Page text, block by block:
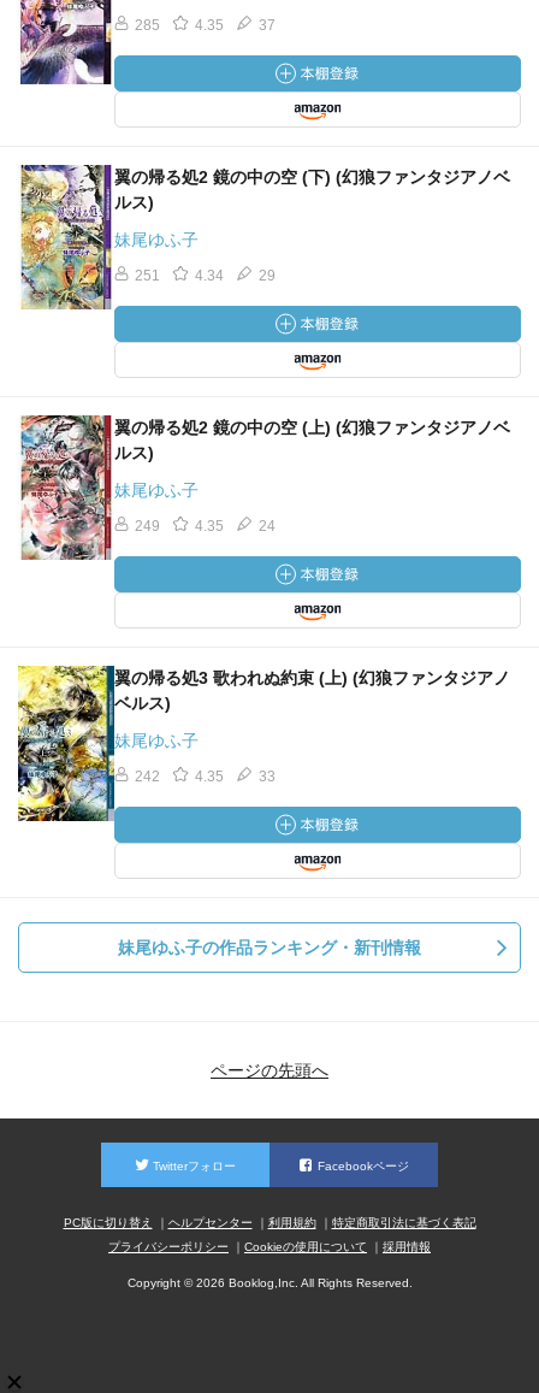
285 4.35 37
翼の帰る処2 鏡の中の空 (下) (幻狼ファンタジアノベ
ルス)
妹尾ゆふ子
251 4.34 29
翼の帰る処2 鏡の中の空 (上) (幻狼ファンタジアノベ
ルス)
妹尾ゆふ子
249 4.35 24
翼の帰る処3 歌われぬ約束 (上) (幻狼ファンタジアノ
ベルス)
妹尾ゆふ子
242 4.35 33
妹尾ゆふ子の作品ランキング・新刊情報
ページの先頭へ
Twitterフォロー Facebookページ
PC版に切り替え ヘルプセンター 利用規約
特定商取引法に基づく表記
プライバシーポリシー
Cookieの使用について 採用情報
Copyright © 2026 Booklog,Inc. All Rights Reserved.